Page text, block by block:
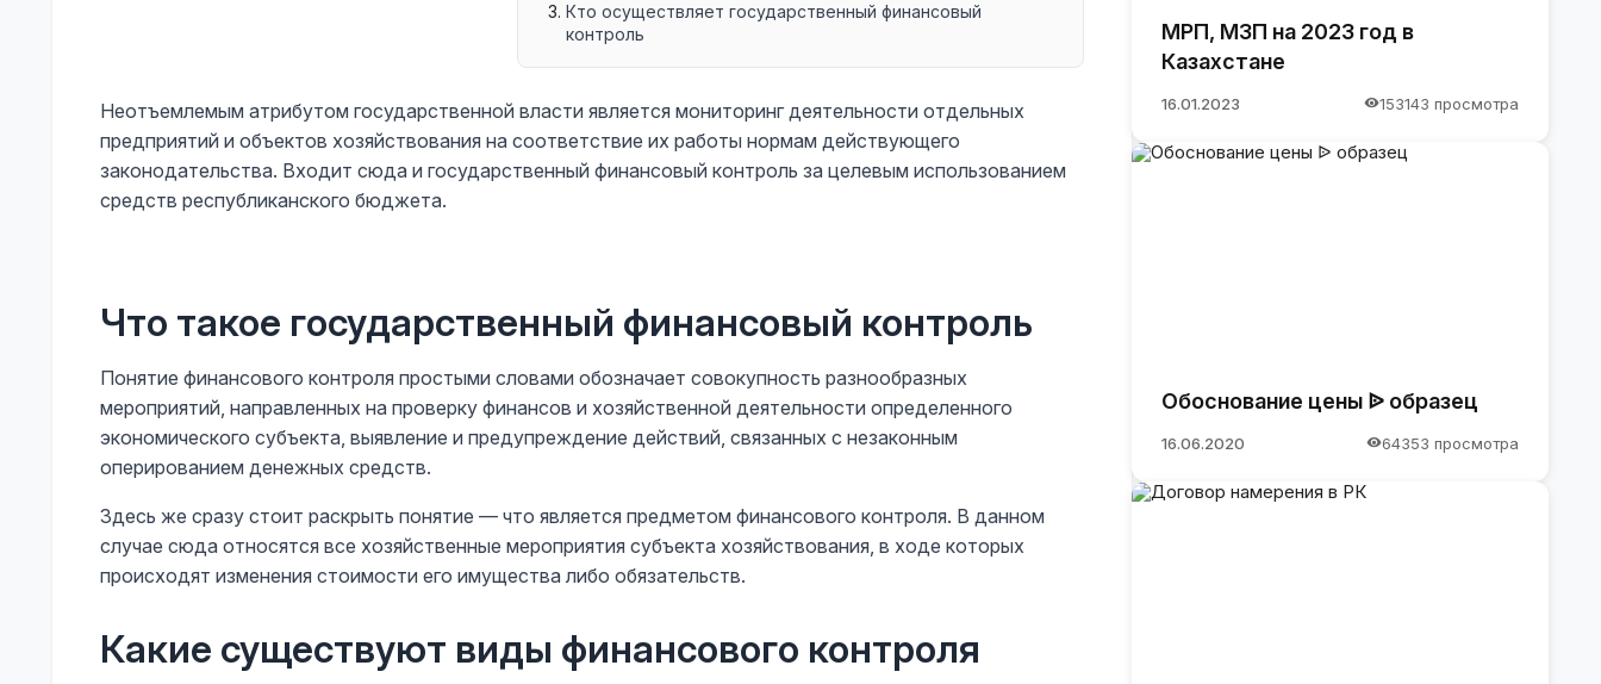
Кто осуществляет государственный финансовый
контроль
Неотъемлемым атрибутом государственной власти является мониторинг деятельности отдельных
предприятий и объектов хозяйствования на соответствие их работы нормам действующего
законодательства. Входит сюда и государственный финансовый контроль за целевым использованием
средств республиканского бюджета.
Что такое государственный финансовый контроль
Понятие финансового контроля простыми словами обозначает совокупность разнообразных
мероприятий, направленных на проверку финансов и хозяйственной деятельности определенного
экономического субъекта, выявление и предупреждение действий, связанных с незаконным
оперированием денежных средств.
Здесь же сразу стоит раскрыть понятие — что является предметом финансового контроля. В данном
случае сюда относятся все хозяйственные мероприятия субъекта хозяйствования, в ходе которых
происходят изменения стоимости его имущества либо обязательств.
Какие существуют виды финансового контроля
МРП, МЗП на 2023 год в
Казахстане
16.01.2023 153143 просмотра
Обоснование цены ᐉ образец
16.06.2020 64353 просмотра